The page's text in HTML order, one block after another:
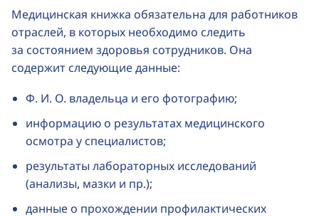
Медицинская книжка обязательна для работников
отраслей, в которых необходимо следить
за состоянием здоровья сотрудников. Она
содержит следующие данные:
Ф. И. О. владельца и его фотографию;
информацию о результатах медицинского
осмотра у специалистов;
результаты лабораторных исследований
(анализы, мазки и пр.);
данные о прохождении профилактических